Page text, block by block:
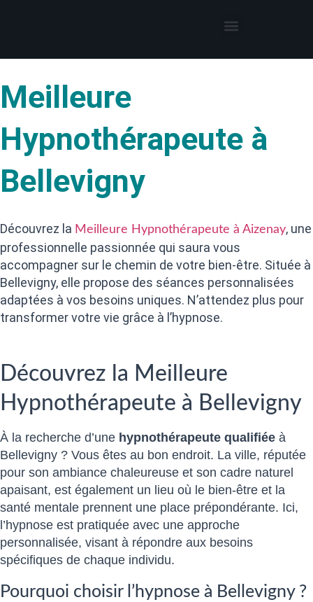
Meilleure
Hypnothérapeute à
Bellevigny
Découvrez la Meilleure Hypnothérapeute à Aizenay, une
professionnelle passionnée qui saura vous
accompagner sur le chemin de votre bien-être. Située à
Bellevigny, elle propose des séances personnalisées
adaptées à vos besoins uniques. N’attendez plus pour
transformer votre vie grâce à l’hypnose.
Découvrez la Meilleure
Hypnothérapeute à Bellevigny
À la recherche d’une hypnothérapeute qualifiée à
Bellevigny ? Vous êtes au bon endroit. La ville, réputée
pour son ambiance chaleureuse et son cadre naturel
apaisant, est également un lieu où le bien-être et la
santé mentale prennent une place prépondérante. Ici,
l’hypnose est pratiquée avec une approche
personnalisée, visant à répondre aux besoins
spécifiques de chaque individu.
Pourquoi choisir l’hypnose à Bellevigny ?